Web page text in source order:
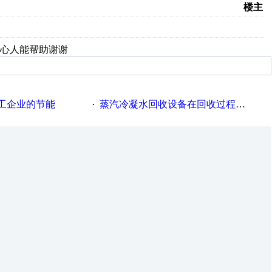
楼主
人能帮助谢谢
企业的节能 · 蒸汽冷凝水回收设备在回收过程中的运行要点